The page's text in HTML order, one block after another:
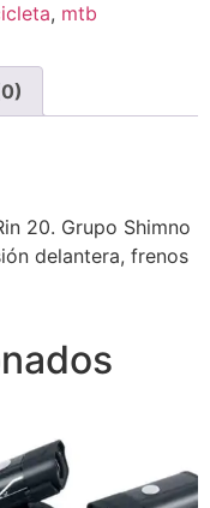
, mtb
20. Grupo Shimno
delantera, frenos